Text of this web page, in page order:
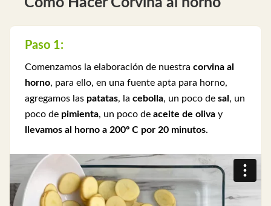
Paso 1:
Comenzamos la elaboración de nuestra corvina al
horno, para ello, en una fuente apta para horno,
agregamos las patatas, la cebolla, un poco de sal , un
poco de pimienta, un poco de aceite de oliva y
llevamos al horno a 200º C por 20 minutos.